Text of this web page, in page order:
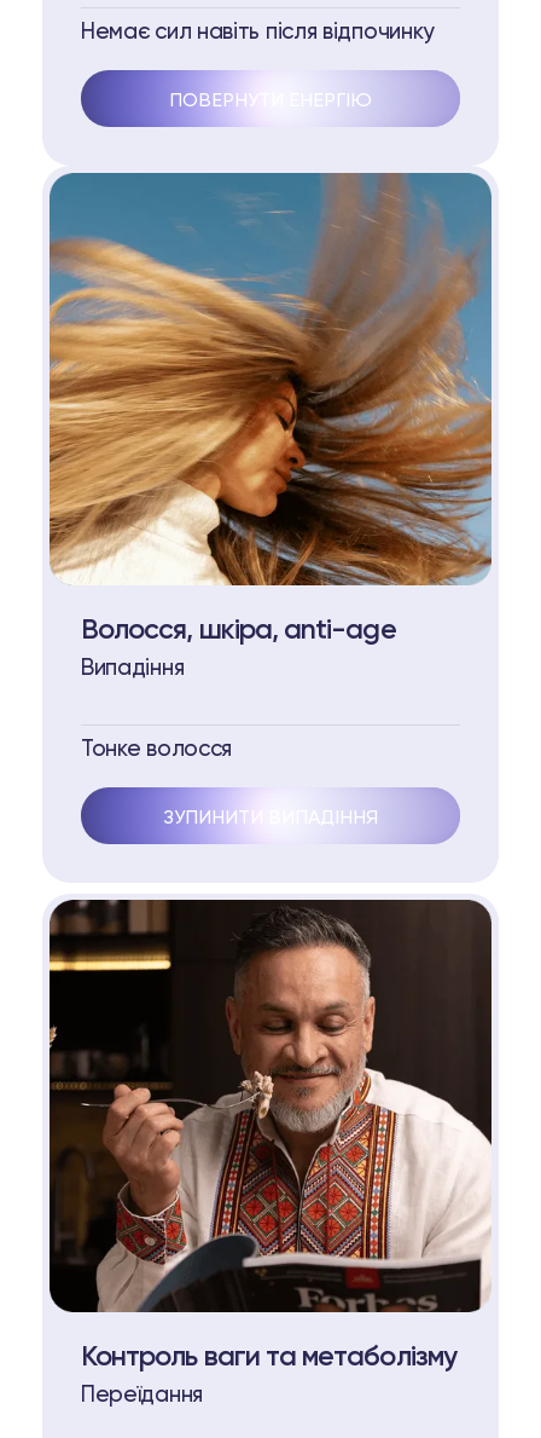
Немає сил навіть після відпочинку
ПОВЕРНУТИ ЕНЕРГІЮ
Волосся, шкіра, anti-age
Випадіння
Тонке волосся
ЗУПИНИТИ ВИПАДІННЯ
Контроль ваги та метаболізму
Переїдання